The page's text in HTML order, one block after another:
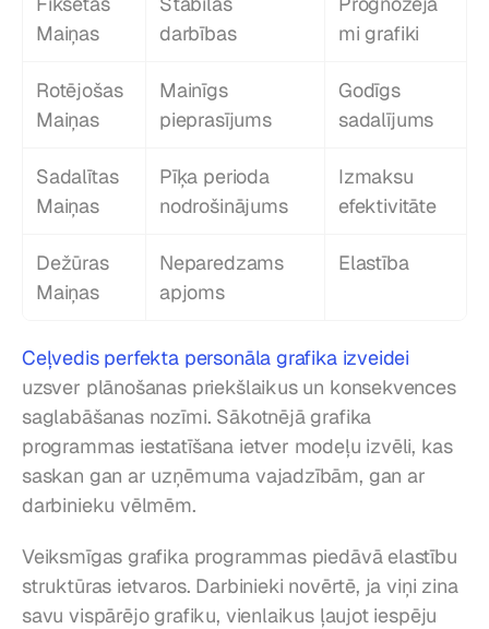
Maiņas
darbības
mi grafiki
Rotējošas
Maiņas
Mainīgs
pieprasījums
Godīgs
sadalījums
Sadalītas
Maiņas
Pīķa perioda
nodrošinājums
Izmaksu
efektivitāte
Dežūras
Maiņas
Neparedzams
apjoms
Elastība
Ceļvedis perfekta personāla grafika izveidei
uzsver plānošanas priekšlaikus un konsekvences
saglabāšanas nozīmi. Sākotnējā grafika
programmas iestatīšana ietver modeļu izvēli, kas
saskan gan ar uzņēmuma vajadzībām, gan ar
darbinieku vēlmēm.
Veiksmīgas grafika programmas piedāvā elastību
struktūras ietvaros. Darbinieki novērtē, ja viņi zina
savu vispārējo grafiku, vienlaikus ļaujot iespēju